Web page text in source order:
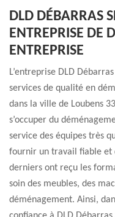
DLD DÉBARRAS
ENTREPRISE DE
ENTREPRISE
L’entreprise DLD
services de qualité en
dans la ville de Loubens
s’occuper du
service des équipes très
fournir un travail fiable et
derniers ont reçu les
soin des meubles, des
déménagement. Ainsi,